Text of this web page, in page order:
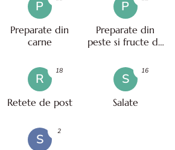
P
Preparate din
carne
P
Preparate din
peste si fructe de
R
Retete de post
18
S
Salate
16
S
2